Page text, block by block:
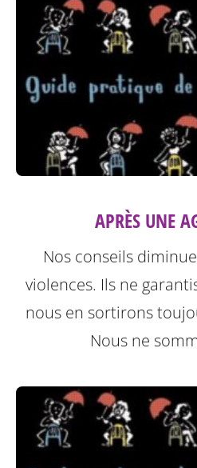
APRÈS UNE
Nos conseils
violences. Ils ne
nous en sortirons
Nous ne